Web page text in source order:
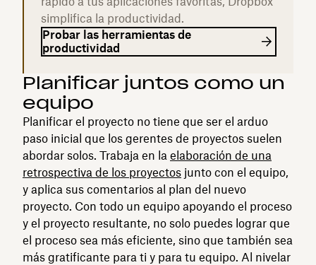
simplifica la productividad.
Probar las herramientas de
productividad
Planificar juntos como un
equipo
Planificar el proyecto no tiene que ser el arduo
paso inicial que los gerentes de proyectos suelen
abordar solos. Trabaja en la elaboración de una
retrospectiva de los proyectos junto con el equipo,
y aplica sus comentarios al plan del nuevo
proyecto. Con todo un equipo apoyando el proceso
y el proyecto resultante, no solo puedes lograr que
el proceso sea más eficiente, sino que también sea
más gratificante para ti y para tu equipo. Al nivelar